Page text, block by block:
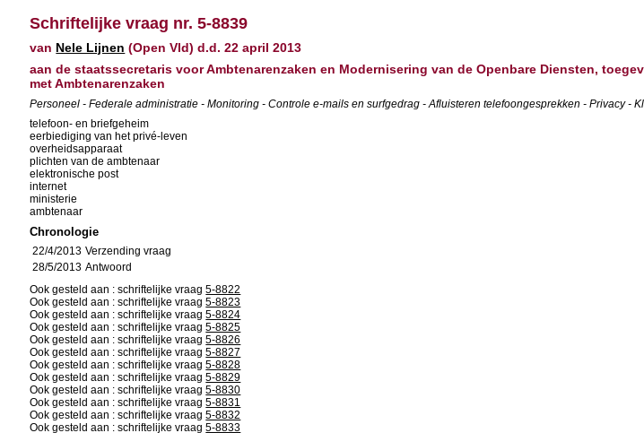
Schriftelijke vraag nr. 5-8839
van Nele Lijnen (Open Vld) d.d. 22 april 2013
aan de staatssecretaris voor Ambtenarenzaken en Modernisering van de Openbare Diensten,
met Ambtenarenzaken
Personeel - Federale administratie - Monitoring - Controle e-mails en surfgedrag - Afluisteren telefoongesprekken - Privacy -
telefoon- en briefgeheim
eerbiediging van het privé-leven
overheidsapparaat
plichten van de ambtenaar
elektronische post
internet
ministerie
ambtenaar
Chronologie
22/4/2013 Verzending vraag
28/5/2013 Antwoord
Ook gesteld aan : schriftelijke vraag5-8822
Ook gesteld aan : schriftelijke vraag5-8823
Ook gesteld aan : schriftelijke vraag5-8824
Ook gesteld aan : schriftelijke vraag5-8825
Ook gesteld aan : schriftelijke vraag5-8826
Ook gesteld aan : schriftelijke vraag5-8827
Ook gesteld aan : schriftelijke vraag5-8828
Ook gesteld aan : schriftelijke vraag5-8829
Ook gesteld aan : schriftelijke vraag5-8830
Ook gesteld aan : schriftelijke vraag5-8831
Ook gesteld aan : schriftelijke vraag5-8832
Ook gesteld aan : schriftelijke vraag5-8833